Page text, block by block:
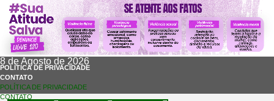
8 de Agosto de 2026
POLÍTICA DE PRIVACIDADE
CONTATO
POLÍTICA DE PRIVACIDADE
CONTATO